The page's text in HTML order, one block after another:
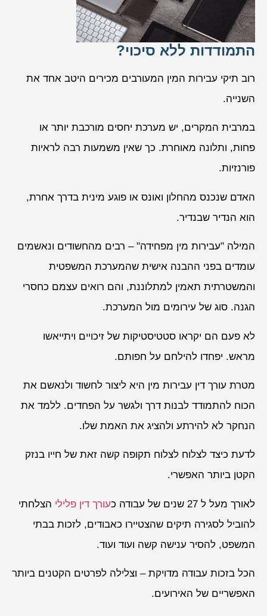
התמודדות ללא סיכוי?
רוב תיקי עבירות המין המעורבים מכירים היטב אחד את
השנייה.
במרבית המקרים, יש מערכת יחסים מורכבת יותר או
פחות, ותלונה מאוחרת. כך שאין משמעות רבה לראיות
פורנזיות.
האדם שנכנס מהחלון ואונס או פוגע מינית בדרך אחרת,
הוא הנדיר שבנדיר.
המילה "עבירות מין מפחידה" – רבים מהחשודים ונאשמים
עומדים בפני ההבנה אישית שהמערכת המשפטית
והמשטרתית תאמין למתלוננת, והם רואים עצמם כחסרי
הגנה. סוג של עירומים מול המערכת.
לא פעם הם יקראו סטטיסטיקות של זיכויים ויתייאשו
מראש. יפחדו להילחם על חפותם.
מטרת עורך דין עבירות מין היא ליצור לחשוד ולנאשם את
הכוח להתמודד לבנות דרך ולגשר על הפחדים. ללמד את
הנחקר לא להירתע ולהציג את האמת שלו.
לדעת כיצד לצלוח לצלוח תקופה קשה זאת של חייו בנזק
הקטן ביותר האפשרי.
לאורך מעל ל 27 שנים של עבודה כ עורך דין פלילי הצלחתי
להוביל לסגירה תיקים שהצטיירו כאבודים, לזכות בבתי
המשפט, להסיר ענישה קשה ועוד ועוד.
הכל בזכות עבודה מדויקת – וצלילה לפרטים הקטנים ביותר
האפשריים של האירועים.